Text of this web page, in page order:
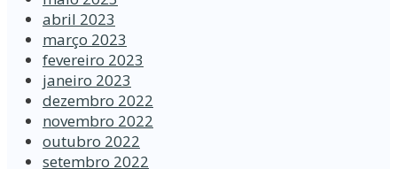
abril 2023
março 2023
fevereiro 2023
janeiro 2023
dezembro 2022
novembro 2022
outubro 2022
setembro 2022